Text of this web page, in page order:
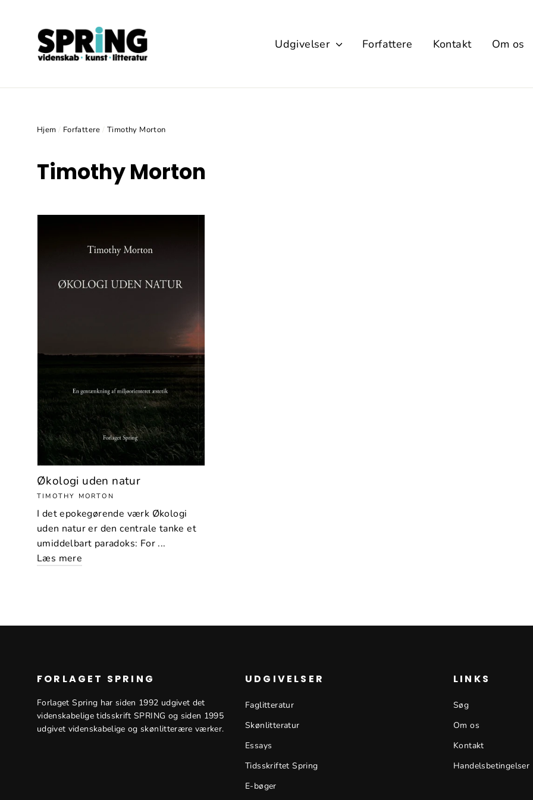
Udgivelser Forfattere Kontakt Om os
Hjem / Forfattere / Timothy Morton
Timothy Morton
Økologi uden natur
TIMOTHY MORTON
I det epokegørende værk Økologi
uden natur er den centrale tanke et
umiddelbart paradoks: For ...
Læs mere
FORLAGET SPRING
Forlaget Spring har siden 1992 udgivet det
videnskabelige tidsskrift SPRING og siden 1995
udgivet videnskabelige og skønlitterære værker.
UDGIVELSER
Faglitteratur
Skønlitteratur
Essays
Tidsskriftet Spring
E-bøger
LINKS
Søg
Om os
Kontakt
Handelsbetingelser